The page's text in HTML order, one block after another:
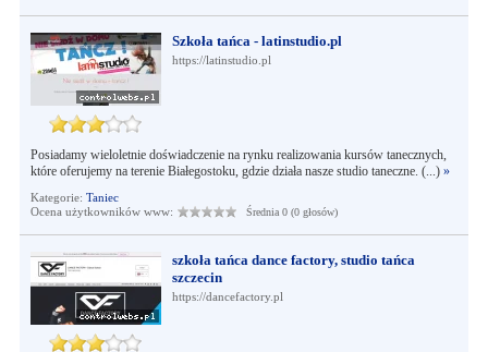
Szkoła tańca - latinstudio.pl
https://latinstudio.pl
Posiadamy wieloletnie doświadczenie na rynku realizowania kursów tanecznych,
które oferujemy na terenie Białegostoku, gdzie działa nasze studio taneczne. (...) »
Kategorie: Taniec
Ocena użytkowników www:
Średnia 0 (0 głosów)
szkoła tańca dance factory, studio tańca
szczecin
https://dancefactory.pl